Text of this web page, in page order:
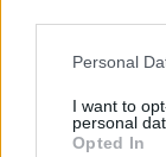
Please note
not limited to
grant or deny
Personal
I want to
personal
Opted In
συμπλήρωμα